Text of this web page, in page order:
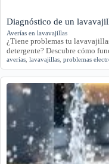
Diagnóstico de un
Averías en lavavajillas
¿Tiene problemas tu
detergente? Descubre cómo
averías lavavajillas problemas